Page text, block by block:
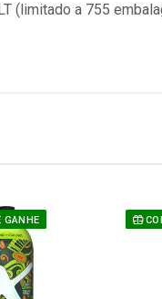
(limitado a 755
GANHE